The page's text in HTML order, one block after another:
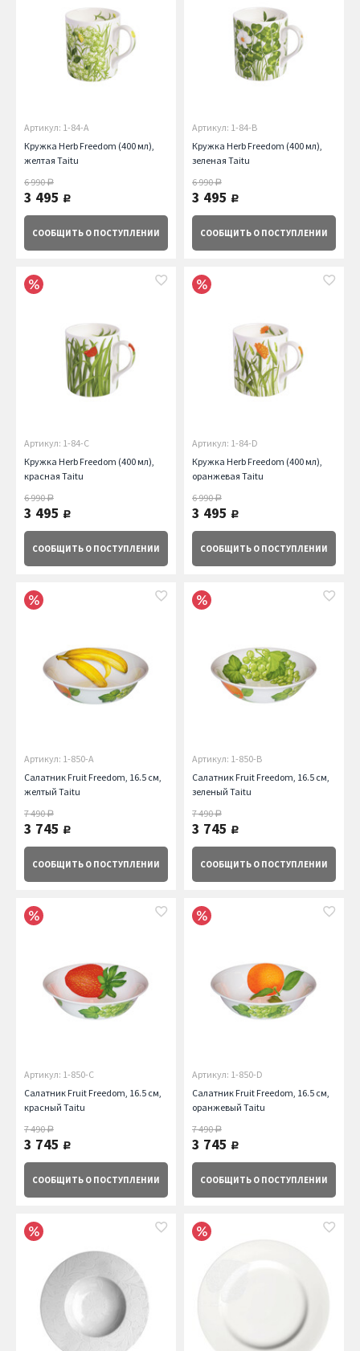
Артикул: 1-84-A
Кружка Herb Freedom (400 мл),
желтая Taitu
6 990руб.
3 495 руб.
СООБЩИТЬ О ПОСТУПЛЕНИИ
Артикул: 1-84-B
Кружка Herb Freedom (400 мл),
зеленая Taitu
6 990руб.
3 495 руб.
СООБЩИТЬ О ПОСТУПЛЕНИИ
Артикул: 1-84-C
Кружка Herb Freedom (400 мл),
красная Taitu
6 990руб.
3 495 руб.
СООБЩИТЬ О ПОСТУПЛЕНИИ
Артикул: 1-84-D
Кружка Herb Freedom (400 мл),
оранжевая Taitu
6 990руб.
3 495 руб.
СООБЩИТЬ О ПОСТУПЛЕНИИ
Артикул: 1-850-A
Салатник Fruit Freedom, 16.5 см,
желтый Taitu
7 490руб.
3 745 руб.
СООБЩИТЬ О ПОСТУПЛЕНИИ
Артикул: 1-850-B
Салатник Fruit Freedom, 16.5 см,
зеленый Taitu
7 490руб.
3 745 руб.
СООБЩИТЬ О ПОСТУПЛЕНИИ
Артикул: 1-850-C
Салатник Fruit Freedom, 16.5 см,
красный Taitu
7 490руб.
3 745 руб.
СООБЩИТЬ О ПОСТУПЛЕНИИ
Артикул: 1-850-D
Салатник Fruit Freedom, 16.5 см,
оранжевый Taitu
7 490руб.
3 745 руб.
СООБЩИТЬ О ПОСТУПЛЕНИИ